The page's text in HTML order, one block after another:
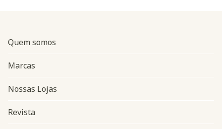
Quem somos
Marcas
Nossas Lojas
Revista